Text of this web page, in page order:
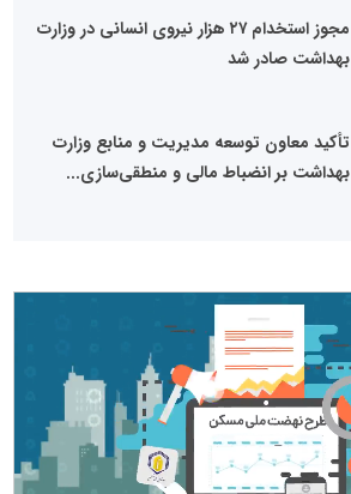
مجوز استخدام ۲۷ هزار نیروی انسانی در وزارت
بهداشت صادر شد
تأکید معاون توسعه مدیریت و منابع وزارت
بهداشت بر انضباط مالی و منطقی‌سازی...